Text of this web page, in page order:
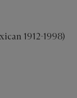
1912-1998)